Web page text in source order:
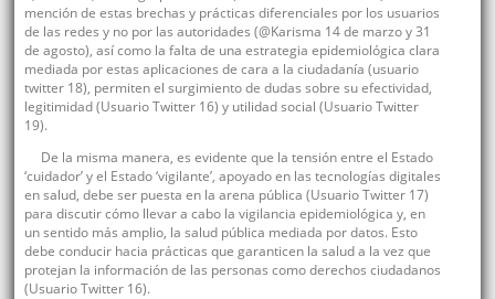
mención de estas brechas y prácticas diferenciales por los usuarios
de las redes y no por las autoridades (@Karisma 14 de marzo y 31
de agosto), así como la falta de una estrategia epidemiológica clara
mediada por estas aplicaciones de cara a la ciudadanía (usuario
twitter 18), permiten el surgimiento de dudas sobre su efectividad,
legitimidad (Usuario Twitter 16) y utilidad social (Usuario Twitter
19).
De la misma manera, es evidente que la tensión entre el Estado
‘cuidador’ y el Estado ‘vigilante’, apoyado en las tecnologías digitales
en salud, debe ser puesta en la arena pública (Usuario Twitter 17)
para discutir cómo llevar a cabo la vigilancia epidemiológica y, en
un sentido más amplio, la salud pública mediada por datos. Esto
debe conducir hacia prácticas que garanticen la salud a la vez que
protejan la información de las personas como derechos ciudadanos
(Usuario Twitter 16).